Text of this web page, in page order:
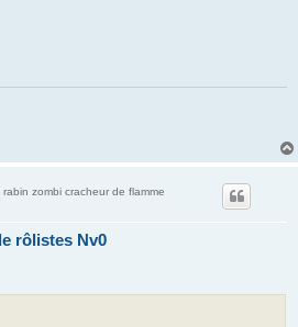
rabin zombi cracheur de flamme
rôlistes Nv0